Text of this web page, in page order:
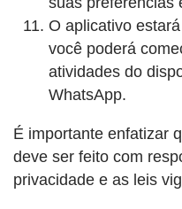
O aplicativo
você poderá
atividades do
WhatsApp.
É importante enfatizar
deve ser feito com
privacidade e as leis